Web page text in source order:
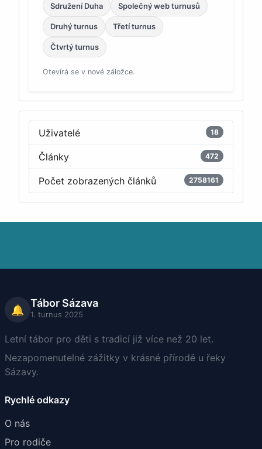
Sdružení Duha Společný web turnusů
Druhý turnus Třetí turnus
Čtvrtý turnus
Otevírá se v nové záložce.
Uživatelé 18
Články 472
Počet zobrazených článků 2758161
🔔
Tábor Sázava
1. turnus 2025
Letní tábor pro děti s tradicí již více než 20 let.
Nezapomenutelné zážitky v krásné přírodě u řeky
Sázavy.
Rychlé odkazy
O nás
Pro rodiče